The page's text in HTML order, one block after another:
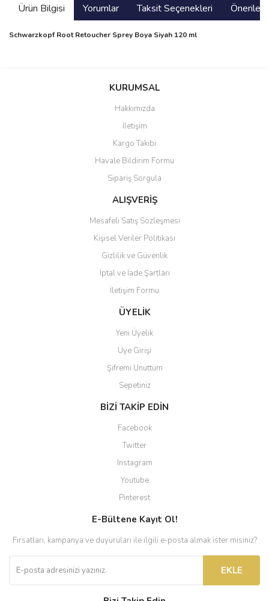
Ürün Bilgisi Yorumlar Taksit Seçenekleri
Schwarzkopf Root Retoucher Sprey Boya Siyah 120 ml
Bu ürüne ilk yorumu siz yapın!
Yorum Yaz
Ürün resmi kalitesiz, bozuk veya görüntülenemiyor.
Ürün açıklamasında eksik bilgiler bulunuyor.
Ürün bilgilerinde hatalar bulunuyor.
Ürün fiyatı diğer sitelerden daha pahalı.
Bu ürüne benzer farklı alternatifler olmalı.
Gönder
KURUMSAL
Hakkımızda
İletişim
Kargo Takibi
Havale Bildirim Formu
Sipariş Sorgula
ALIŞVERİŞ
Mesafeli Satış Sözleşmesi
Kişisel Veriler Politikası
Gizlilik ve Güvenlik
İptal ve İade Şartları
İletişim Formu
ÜYELİK
Yeni Üyelik
Üye Girişi
Şifremi Unuttum
Sepetiniz
BİZİ TAKİP EDİN
Facebook
Twitter
Instagram
Youtube
Pinterest
E-Bültene Kayıt Ol!
Fırsatları, kampanya ve duyuruları ile ilgili e-posta almak ister misiniz?
EKLE